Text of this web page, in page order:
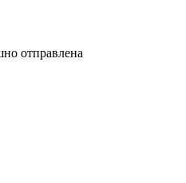
отправлена